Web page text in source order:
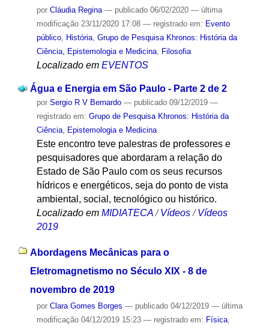
por Cláudia Regina — publicado06/02/2020 — última
modificação23/11/2020 17:08 — registrado em: Evento
público, História, Grupo de Pesquisa Khronos: História da
Ciência, Epistemologia e Medicina, Filosofia
Localizado em EVENTOS
Água e Energia em São Paulo - Parte 2 de 2
por Sergio R V Bernardo — publicado09/12/2019 —
registrado em: Grupo de Pesquisa Khronos: História da
Ciência, Epistemologia e Medicina
Este encontro teve palestras de professores e
pesquisadores que abordaram a relação do
Estado de São Paulo com os seus recursos
hídricos e energéticos, seja do ponto de vista
ambiental, social, tecnológico ou histórico.
Localizado em MIDIATECA /Vídeos /Vídeos
2019
Abordagens Mecânicas para o
Eletromagnetismo no Século XIX - 8 de
novembro de 2019
por Clara Gomes Borges — publicado04/12/2019 — última
modificação04/12/2019 15:23 — registrado em: Física,